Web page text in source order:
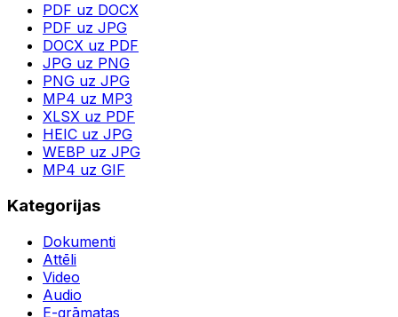
PDF uz DOCX
PDF uz JPG
DOCX uz PDF
JPG uz PNG
PNG uz JPG
MP4 uz MP3
XLSX uz PDF
HEIC uz JPG
WEBP uz JPG
MP4 uz GIF
Kategorijas
Dokumenti
Attēli
Video
Audio
E-grāmatas